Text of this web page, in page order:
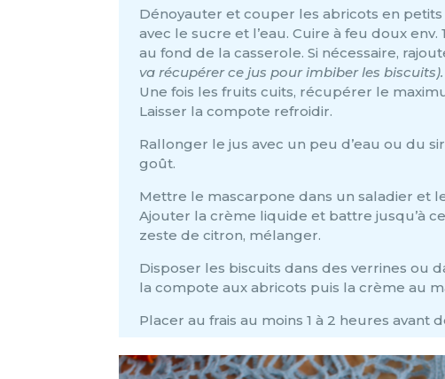
Dénoyauter et couper les abricots en
avec le sucre et l’eau. Cuire à feu doux
au fond de la casserole. Si nécessaire,
va récupérer ce jus pour imbiber les biscuits).
Une fois les fruits cuits, récupérer le
Laisser la compote refroidir.
Rallonger le jus avec un peu d’eau ou du
goût.
Mettre le mascarpone dans un saladier et
Ajouter la crème liquide et battre jusqu’à
zeste de citron, mélanger.
Disposer les biscuits dans des verrines ou
la compote aux abricots puis la crème au
Placer au frais au moins 1 à 2 heures avant